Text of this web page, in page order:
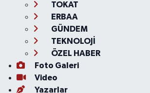
TOKAT
ERBAA
GÜNDEM
TEKNOLOJİ
ÖZEL HABER
Foto Galeri
Video
Yazarlar